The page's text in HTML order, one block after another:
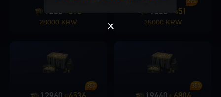
1280 315
28000 KRW
1680 451
27%
35000 KRW
35% 35%